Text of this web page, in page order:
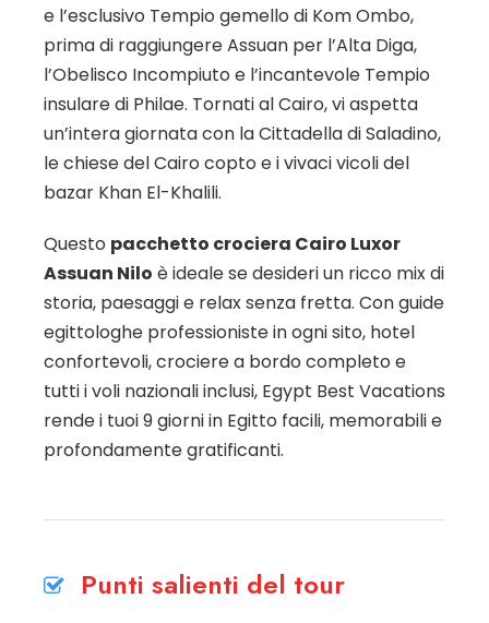
e l’esclusivo Tempio gemello di Kom Ombo,
prima di raggiungere Assuan per l’Alta Diga,
l’Obelisco Incompiuto e l’incantevole Tempio
insulare di Philae. Tornati al Cairo, vi aspetta
un’intera giornata con la Cittadella di Saladino,
le chiese del Cairo copto e i vivaci vicoli del
bazar Khan El-Khalili.
Questo pacchetto crociera Cairo Luxor
Assuan Nilo è ideale se desideri un ricco mix di
storia, paesaggi e relax senza fretta. Con guide
egittologhe professioniste in ogni sito, hotel
confortevoli, crociere a bordo completo e
tutti i voli nazionali inclusi, Egypt Best Vacations
rende i tuoi 9 giorni in Egitto facili, memorabili e
profondamente gratificanti.
Punti salienti del tour